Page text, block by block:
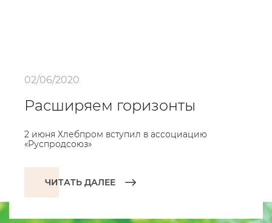
02/06/2020
Расширяем горизонты
2 июня Хлебпром вступил в ассоциацию
«Руспродсоюз»
ЧИТАТЬ ДАЛЕЕ